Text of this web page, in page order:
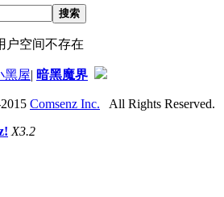
搜索
户空间不存在
黑屋| 暗黑魔界
Comsenz Inc. All Rights Reserved.
X3.2